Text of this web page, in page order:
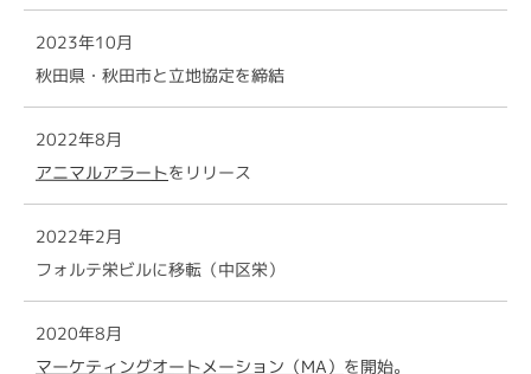
2023年10月
秋田県・秋田市と立地協定を締結
2022年8月
アニマルアラートをリリース
2022年2月
フォルテ栄ビルに移転（中区栄）
2020年8月
マーケティングオートメーション（MA） を開始。